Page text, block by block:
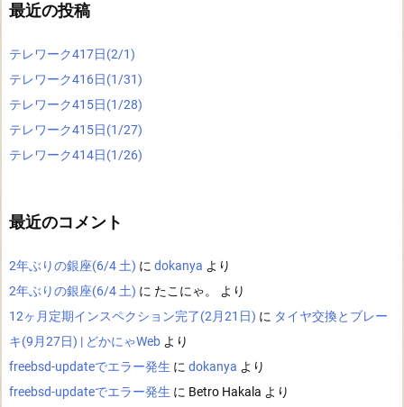
最近の投稿
テレワーク417日(2/1)
テレワーク416日(1/31)
テレワーク415日(1/28)
テレワーク415日(1/27)
テレワーク414日(1/26)
最近のコメント
2年ぶりの銀座(6/4 土) に dokanya より
2年ぶりの銀座(6/4 土) に たこにゃ。
より
12ヶ月定期インスペクション完了(2月21日) に タイヤ交換とブレー
キ(9月27日) | どかにゃWeb より
freebsd-updateでエラー発生 に dokanya より
freebsd-updateでエラー発生 に Betro Hakala より